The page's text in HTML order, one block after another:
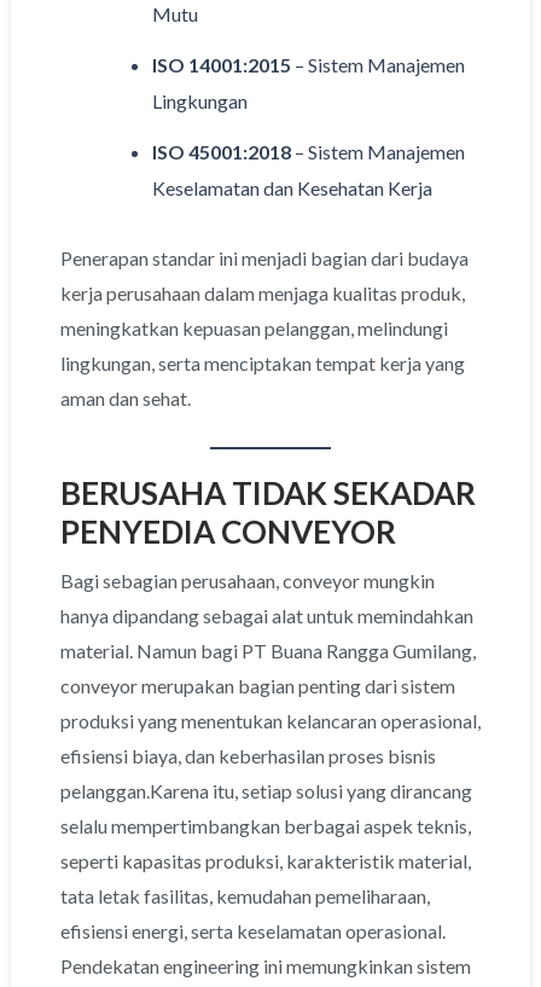
Mutu
ISO 14001:2015 – Sistem Manajemen
Lingkungan
ISO 45001:2018– Sistem Manajemen
Keselamatan dan Kesehatan Kerja
Penerapan standar ini menjadi bagian dari budaya
kerja perusahaan dalam menjaga kualitas produk,
meningkatkan kepuasan pelanggan, melindungi
lingkungan, serta menciptakan tempat kerja yang
aman dan sehat.
BERUSAHA TIDAK SEKADAR
PENYEDIA CONVEYOR
Bagi sebagian perusahaan, conveyor mungkin
hanya dipandang sebagai alat untuk memindahkan
material. Namun bagi PT Buana Rangga Gumilang,
conveyor merupakan bagian penting dari sistem
produksi yang menentukan kelancaran operasional,
efisiensi biaya, dan keberhasilan proses bisnis
pelanggan.Karena itu, setiap solusi yang dirancang
selalu mempertimbangkan berbagai aspek teknis,
seperti kapasitas produksi, karakteristik material,
tata letak fasilitas, kemudahan pemeliharaan,
efisiensi energi, serta keselamatan operasional.
Pendekatan engineering ini memungkinkan sistem